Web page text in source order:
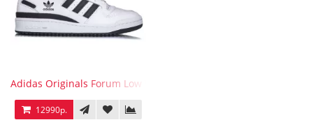
Adidas Originals Forum Low WB White Black
12990р.